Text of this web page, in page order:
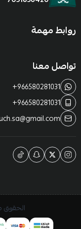
روابط مهمة
تواصل معنا
+966580281031
+966580281031
الحقوق